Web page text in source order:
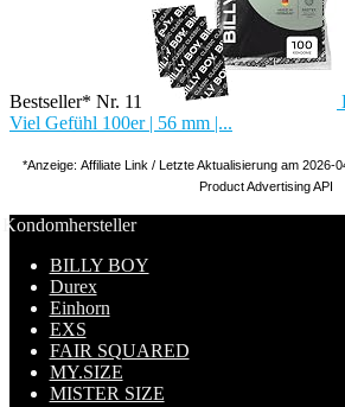
Bestseller* Nr. 11
Viel Gefühl 100er | 56 mm |...
*Anzeige: Affiliate Link / Letzte Aktualisierung am 2026-
Product Advertising API
Kondomhersteller
BILLY BOY
Durex
Einhorn
EXS
FAIR SQUARED
MY.SIZE
MISTER SIZE